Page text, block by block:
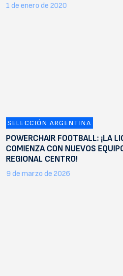
1 de enero de 2020
SELECCIÓN ARGENTINA
POWERCHAIR FOOTBALL: ¡LA
COMIENZA CON NUEVOS
REGIONAL CENTRO!
9 de marzo de 2026